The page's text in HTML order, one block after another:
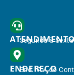
Segunda à
ENDEREÇO
End.: Av. do